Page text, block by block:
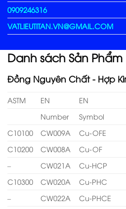
0909246316
VATLIEUTITAN.VN@GMAIL.COM
Danh sách Sản
Đồng Nguyên Chất - Hợp
ASTM EN EN
Number
Symbol
C10100
CW009A Cu-OFE
C10200
CW008A Cu-OF
–
CW021A Cu-HCP
C10300
CW020A Cu-PHC
–
CW022A Cu-PHCE